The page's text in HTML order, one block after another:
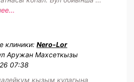
клиники: Nero-Lor
Аружан Махсеткызы
07:38
кызым кулагына